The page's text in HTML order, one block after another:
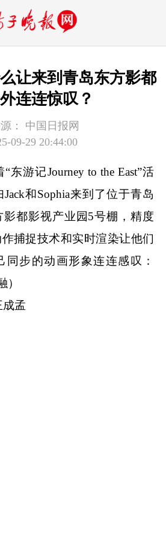
让来到青岛东方影都
连连惊叹？
：
中国日报网
09-29 20:44:00
游记Journey to the East”活
和Sophia来到了位于青岛
都影视产业园5号棚，精度
捕捉技术和实时渲染让他们
同步的动画形象连连感叹：
）
孟